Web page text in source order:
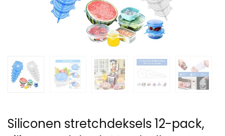
Siliconen stretchdeksels 12-pack,